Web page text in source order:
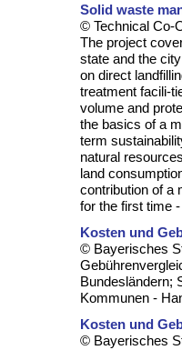
Solid waste
© Technical Co-
The project
state and the
on direct
treatment facili-
volume and
the basics of a
term
natural
land
contribution of a
for the first time
Kosten und
© Bayerisches
Bundesländern;
Kommunen -
Kosten und
© Bayerisches